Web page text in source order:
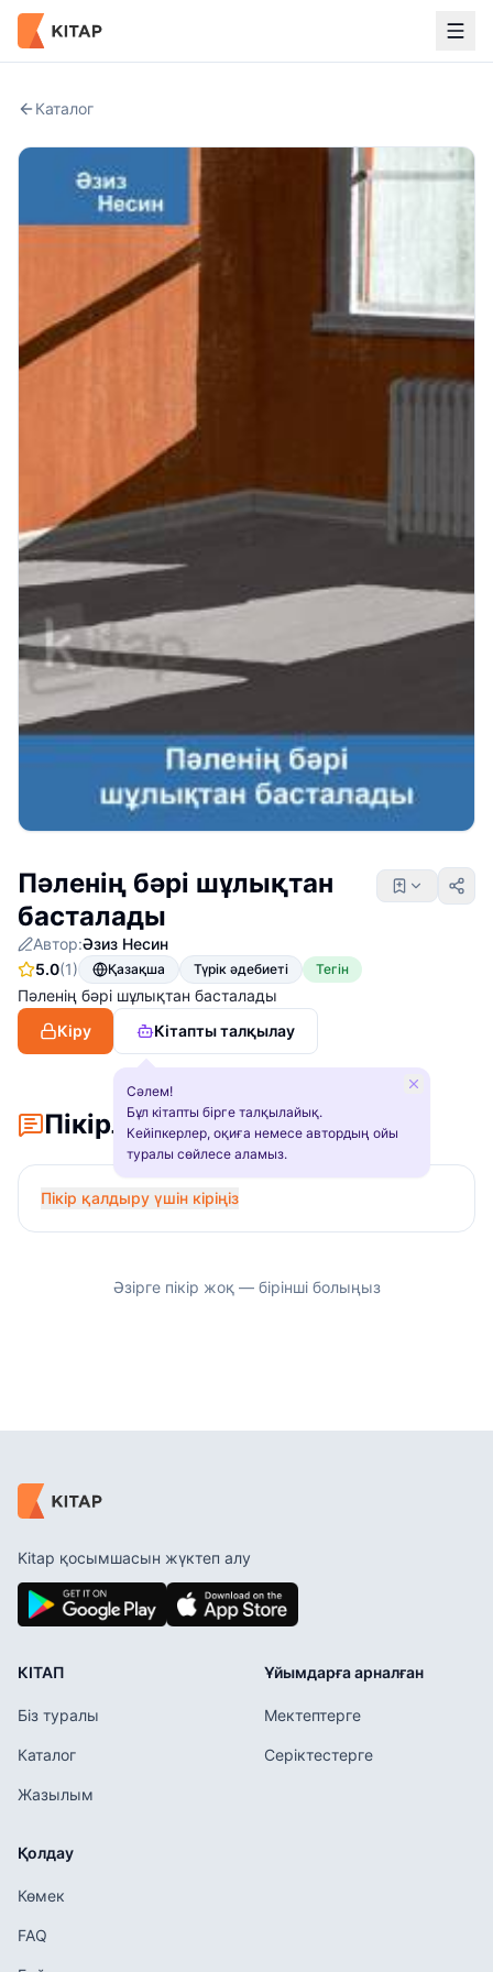
Каталог
Пәленің бәрі шұлықтан
басталады
Автор:Әзиз Несин
5.0(1) Қазақша Түрік әдебиеті Тегін
Пәленің бәрі шұлықтан басталады
Кіру
Кітапты талқылау
Сәлем!
Бұл кітапты бірге талқылайық.
Кейіпкерлер, оқиға немесе автордың ойы
туралы сөйлесе аламыз.
Пікірлер
Пікір қалдыру үшін кіріңіз
Әзірге пікір жоқ — бірінші болыңыз
Kitap қосымшасын жүктеп алу
КІТАП
Біз туралы
Каталог
Жазылым
Ұйымдарға арналған
Мектептерге
Серіктестерге
Қолдау
Көмек
FAQ